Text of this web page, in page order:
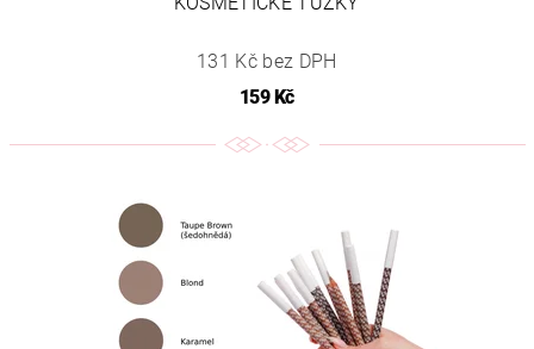
131 Kč bez DPH
159 Kč